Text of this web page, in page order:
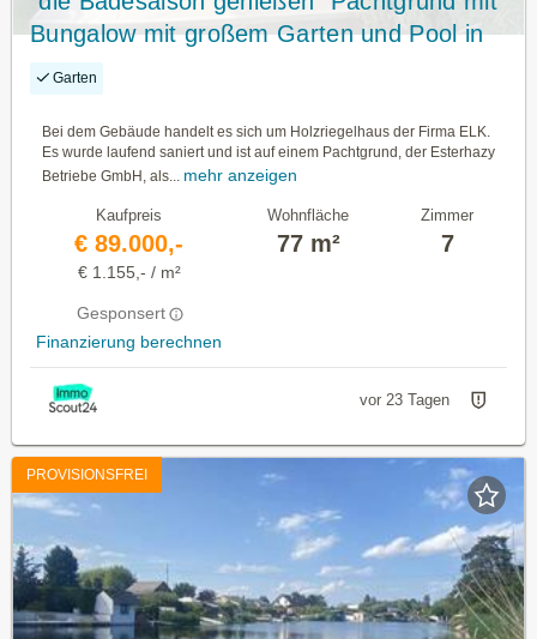
Bungalow mit großem Garten und Pool in
der Feriensiedlung beim Badeteich
Garten
Bei dem Gebäude handelt es sich um Holzriegelhaus der Firma ELK.
Es wurde laufend saniert und ist auf einem Pachtgrund, der Esterhazy
Betriebe GmbH, als... mehr anzeigen
Kaufpreis
€ 89.000,-
€ 1.155,- / m²
Gesponsert
Finanzierung berechnen
Wohnfläche
77 m²
Zimmer
7
vor 23 Tagen
PROVISIONSFREI